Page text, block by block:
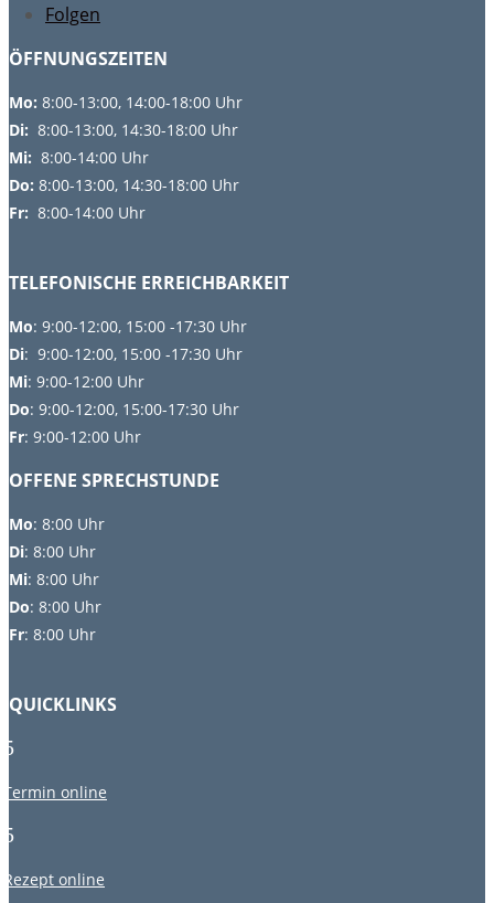
Folgen
ÖFFNUNGSZEITEN
Mo: 8:00-13:00, 14:00-18:00 Uhr
Di: 8:00-13:00, 14:30-18:00 Uhr
Mi: 8:00-14:00 Uhr
Do: 8:00-13:00, 14:30-18:00 Uhr
Fr: 8:00-14:00 Uhr
TELEFONISCHE ERREICHBARKEIT
Mo: 9:00-12:00, 15:00 -17:30 Uhr
Di: 9:00-12:00, 15:00 -17:30 Uhr
Mi: 9:00-12:00 Uhr
Do: 9:00-12:00, 15:00-17:30 Uhr
Fr: 9:00-12:00 Uhr
OFFENE SPRECHSTUNDE
Mo: 8:00 Uhr
Di: 8:00 Uhr
Mi: 8:00 Uhr
Do: 8:00 Uhr
Fr: 8:00 Uhr
QUICKLINKS
5
Termin online
5
Rezept online